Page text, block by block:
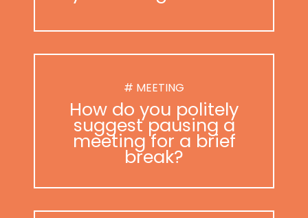
# MEETING
How do you politely
suggest pausing a
meeting for a brief
break?